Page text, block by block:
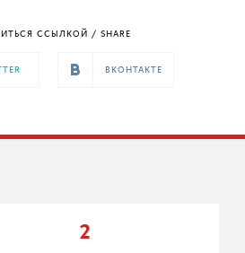
ССЫЛКОЙ / SHARE
ВКОНТАКТЕ
2